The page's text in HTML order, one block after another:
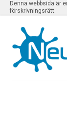
Denna webbsida är
förskrivningsrätt.